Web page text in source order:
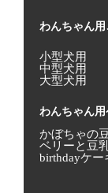
わんちゃん用
小型犬用
中型犬用
大型犬用
わんちゃん用
かぼちゃの
ベリーと豆
birthdayケー